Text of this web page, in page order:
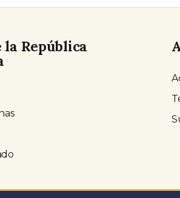
la República